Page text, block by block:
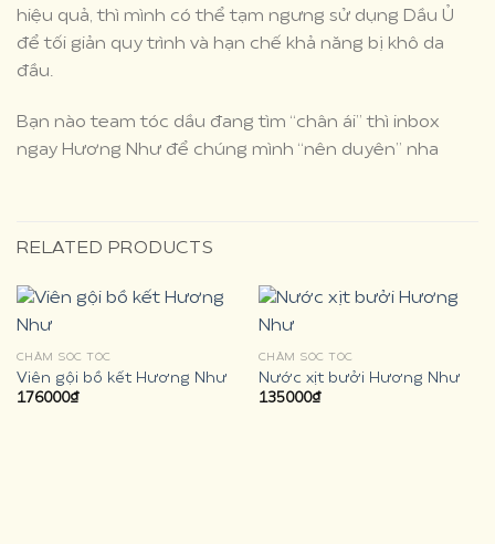
hiệu quả, thì mình có thể tạm ngưng sử dụng Dầu Ủ
để tối giản quy trình và hạn chế khả năng bị khô da
đầu.
Bạn nào team tóc dầu đang tìm “chân ái” thì inbox
ngay Hương Như để chúng mình “nên duyên” nha
RELATED PRODUCTS
CHĂM SÓC TÓC
Viên gội bồ kết Hương Như
176000₫
CHĂM SÓC TÓC
Nước xịt bưởi Hương Như
135000₫